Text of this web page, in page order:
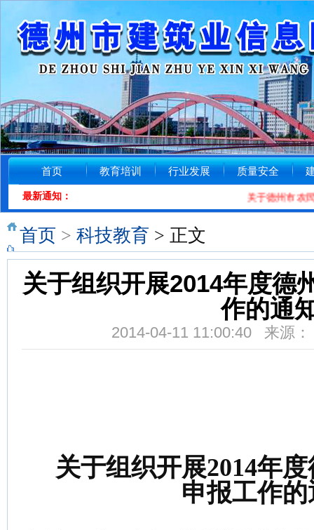
首页 教育培训 行业发展 质量安全
最新通知： 关于德州市农民工
首页 > 科技教育 > 正文
关于组织开展2014年度德
作的通
2014-04-11 11:00:40 来源
关于组织开展2014年
申报工作